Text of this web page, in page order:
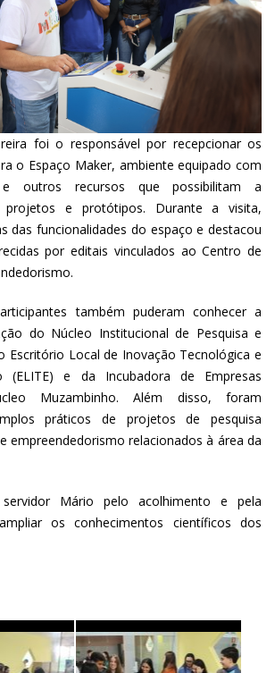
foi o responsável por recepcionar os
o Espaço Maker, ambiente equipado com
outros recursos que possibilitam a
projetos e protótipos. Durante a visita,
das funcionalidades do espaço e destacou
por editais vinculados ao Centro de
também puderam conhecer a
do Núcleo Institucional de Pesquisa e
Escritório Local de Inovação Tecnológica e
(ELITE) e da Incubadora de Empresas
Muzambinho. Além disso, foram
práticos de projetos de pesquisa
empreendedorismo relacionados à área da
Mário pelo acolhimento e pela
os conhecimentos científicos dos